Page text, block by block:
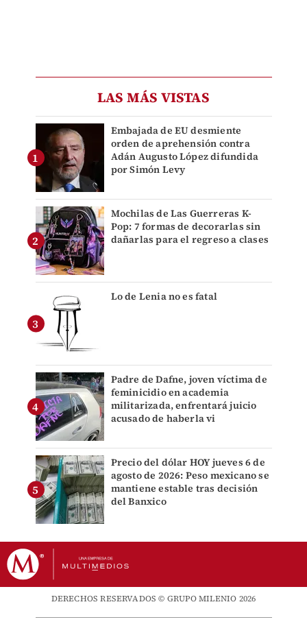
LAS MÁS VISTAS
Embajada de EU desmiente
orden de aprehensión contra
Adán Augusto López difundida
por Simón Levy
Mochilas de Las Guerreras K-
Pop: 7 formas de decorarlas sin
dañarlas para el regreso a clases
Lo de Lenia no es fatal
Padre de Dafne, joven víctima de
feminicidio en academia
militarizada, enfrentará juicio
acusado de haberla vi
Precio del dólar HOY jueves 6 de
agosto de 2026: Peso mexicano se
mantiene estable tras decisión
del Banxico
DERECHOS RESERVADOS © GRUPO MILENIO 2026